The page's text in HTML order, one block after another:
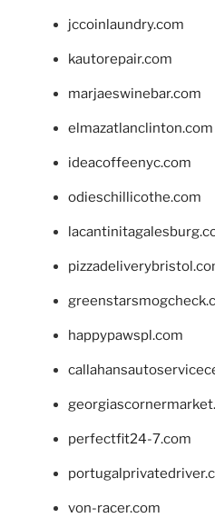
jccoinlaundry.com
kautorepair.com
marjaeswinebar.com
elmazatlanclinton.com
ideacoffeenyc.com
odieschillicothe.com
happypawspl.com
perfectfit24-7.com
von-racer.com